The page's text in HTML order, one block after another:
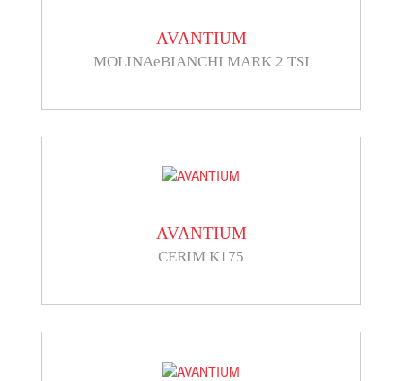
AVANTIUM
MOLINAeBIANCHI MARK 2 TSI
AVANTIUM
CERIM K175